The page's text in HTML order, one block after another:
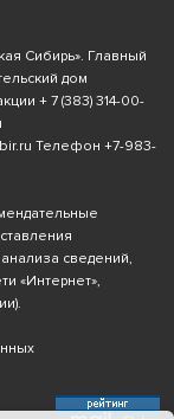
Сибирь». Главный
дом
+ 7 (383) 314-00-
Телефон +7-983-
сведений,
«Интернет»,